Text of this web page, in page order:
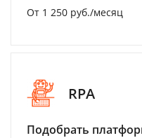
От 1 250 руб./месяц
RPA
Подобрать